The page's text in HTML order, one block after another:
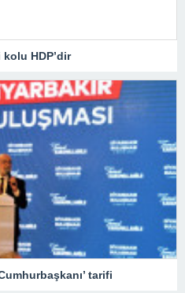
HDP’dir
tarifi